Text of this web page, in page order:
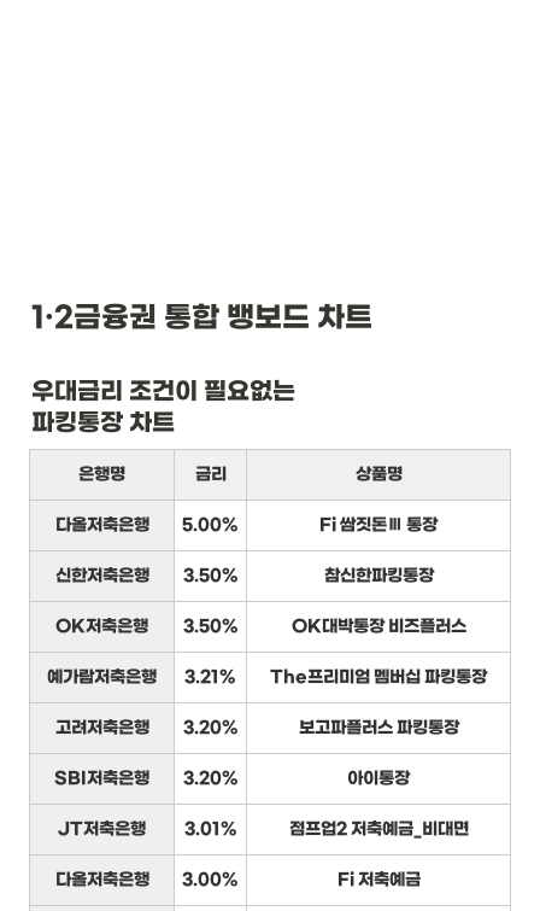
1·2금융권 통합 뱅보드 차트
우대금리 조건이 필요없는
파킹통장 차트
은행명 금리 상품명
다올저축은행 5.00% Fi 쌈짓돈Ⅲ 통장
신한저축은행 3.50% 참신한파킹통장
OK저축은행 3.50% OK대박통장 비즈플러스
예가람저축은행 3.21% The프리미엄 멤버십 파킹통장
고려저축은행 3.20% 보고파플러스 파킹통장
SBI저축은행 3.20% 아이통장
JT저축은행 3.01% 점프업2 저축예금_비대면
다올저축은행 3.00% Fi 저축예금